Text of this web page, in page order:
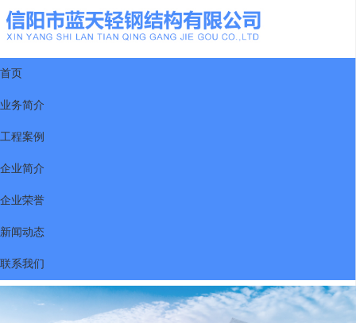
首页
业务简介
工程案例
企业简介
企业荣誉
新闻动态
联系我们